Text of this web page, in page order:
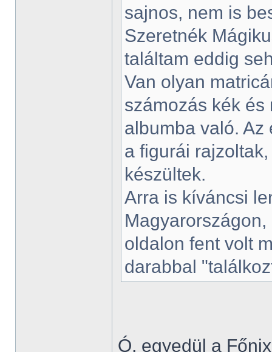
sajnos, nem is
Szeretnék
találtam eddig
Van olyan
számozás kék
albumba való.
a figurái
készültek.
Arra is kíváncsi
oldalon fent volt
darabbal
Ó, egyedül a